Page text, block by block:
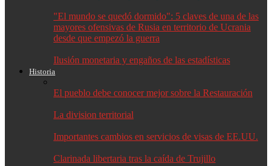
"El mundo se quedó dormido": 5 claves de una de las
mayores ofensivas de Rusia en territorio de Ucrania
desde que empezó la guerra
Ilusión monetaria y engaños de las estadísticas
Historia
El pueblo debe conocer mejor sobre la Restauración
La division territorial
Importantes cambios en servicios de visas de EE.UU.
Clarinada libertaria tras la caída de Trujillo